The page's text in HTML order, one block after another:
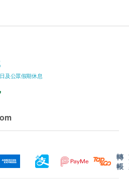
，使用方便。
。
記號碼:WD15-0002)
遠地區 (例如: 禁區) 、離島、
灣 (東涌市鎮除外)等地區及某
餾水車輛難以到達之地方。
次須訂購最少兩箱8公升/ 12公
可享有免費送貨服務。
務
及公眾假期休息
轉
帳